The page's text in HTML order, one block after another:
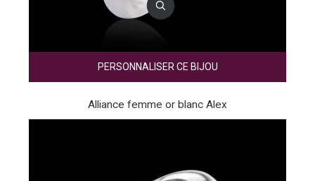
PERSONNALISER CE BIJOU
Alliance femme or blanc Alex